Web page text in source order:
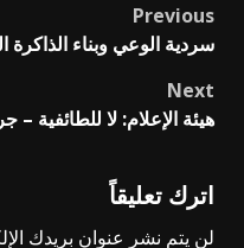
Post
navigation
Previous
سردية الوعي وبناء الذاكرة
Next
هيئة الإعلام: لا للطائفية
اترك تعليقاً
لن يتم نشر عنوان بريدك